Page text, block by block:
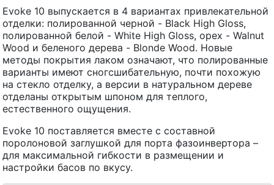
Evoke 10 выпускается в 4 вариантах привлекательной
отделки: полированной черной - Black High Gloss,
полированной белой - White High Gloss, орех - Walnut
Wood и беленого дерева - Blonde Wood. Новые
методы покрытия лаком означают, что полированные
варианты имеют сногсшибательную, почти похожую
на стекло отделку, а версии в натуральном дереве
отделаны открытым шпоном для теплого,
естественного ощущения.
Evoke 10 поставляется вместе с составной
поролоновой заглушкой для порта фазоинвертора –
для максимальной гибкости в размещении и
настройки басов по вкусу.